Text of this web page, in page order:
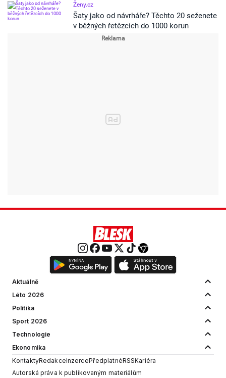
Ženy.cz
Šaty jako od návrháře? Těchto 20 seženete
v běžných řetězcích do 1000 korun
Aktuálně
Léto 2026
Politika
Sport 2026
Technologie
Ekonomika
KontaktyRedakceInzercePředplatnéRSSKariéra
Autorská práva k publikovaným materiálům